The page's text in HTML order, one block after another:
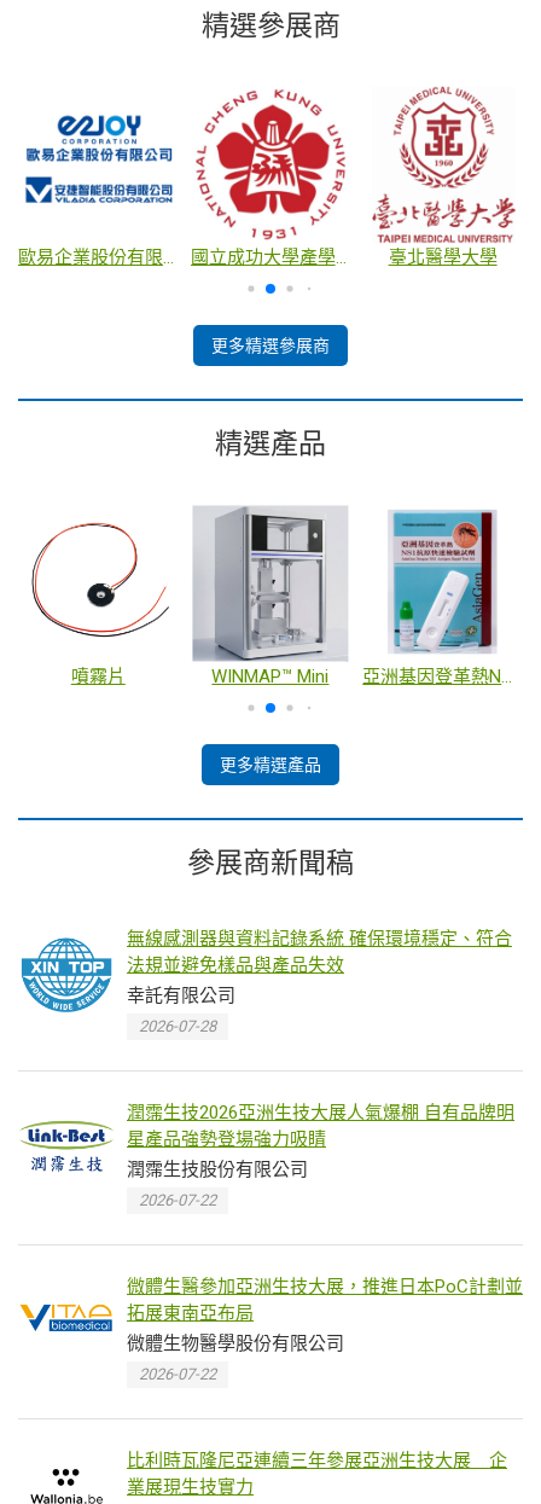
精選參展商
歐易企業股份有限公司 國立成功大學產學創新總中心 臺北醫學大學
更多精選參展商
精選產品
噴霧片 WINMAP™ Mini 亞洲基因登革熱NS1抗原快速檢驗試劑
更多精選產品
參展商新聞稿
無線感測器與資料記錄系統 確保環境穩定、符合
法規並避免樣品與產品失效
幸託有限公司
2026-07-28
潤霈生技2026亞洲生技大展人氣爆棚 自有品牌明
星產品強勢登場強力吸睛
潤霈生技股份有限公司
2026-07-22
微體生醫參加亞洲生技大展，推進日本PoC計劃並
拓展東南亞布局
微體生物醫學股份有限公司
2026-07-22
比利時瓦隆尼亞連續三年參展亞洲生技大展 企
業展現生技實力